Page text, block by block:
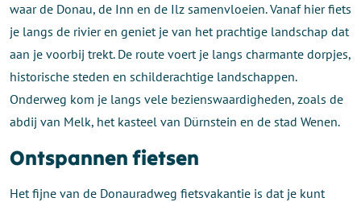
waar de Donau, de Inn en de Ilz samenvloeien. Vanaf hier fiets
je langs de rivier en geniet je van het prachtige landschap dat
aan je voorbij trekt. De route voert je langs charmante dorpjes,
historische steden en schilderachtige landschappen.
Onderweg kom je langs vele bezienswaardigheden, zoals de
abdij van Melk, het kasteel van Dürnstein en de stad Wenen.
Ontspannen fietsen
Het fijne van de Donauradweg fietsvakantie is dat je kunt